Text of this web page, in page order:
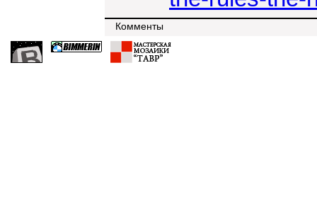
Комменты